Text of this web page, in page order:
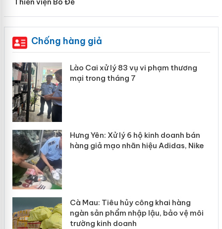
Chống hàng giả
Lào Cai xử lý 83 vụ vi phạm thương
mại trong tháng 7
Hưng Yên: Xử lý 6 hộ kinh doanh bán
hàng giả mạo nhãn hiệu Adidas, Nike
Cà Mau: Tiêu hủy công khai hàng
ngàn sản phẩm nhập lậu, bảo vệ môi
trường kinh doanh